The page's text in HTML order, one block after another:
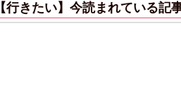
【行きたい】今読まれている記